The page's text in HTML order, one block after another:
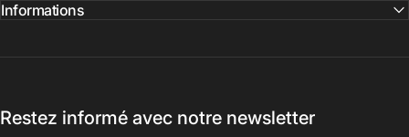
Informations
Restez informé avec notre newsletter